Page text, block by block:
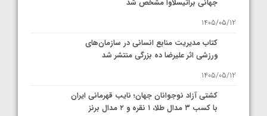
جهانی براتیسلاوا مشخص شد
1405/05/12
کتاب مدیریت منابع انسانی در سازمان‌های
ورزشی اثر علیرضا ده بزرگی منتشر شد
1405/05/12
کشتی آزاد نوجوانان جهان؛ نایب قهرمانی ایران
با کسب ۳ مدال طلا، ۱ نقره و ۲ مدال برنز